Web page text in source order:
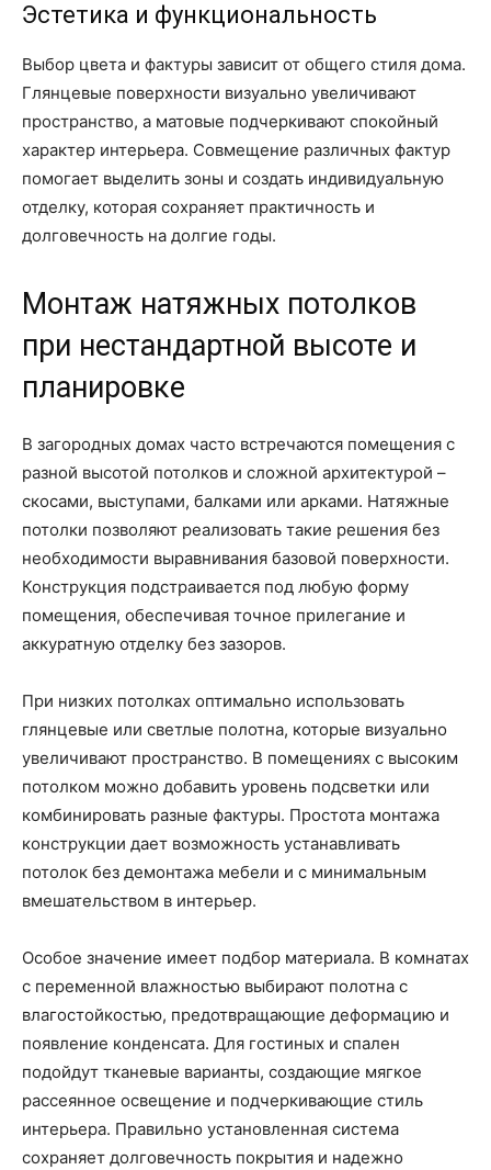
Эстетика и функциональность
Выбор цвета и фактуры зависит от общего стиля дома.
Глянцевые поверхности визуально увеличивают
пространство, а матовые подчеркивают спокойный
характер интерьера. Совмещение различных фактур
помогает выделить зоны и создать индивидуальную
отделку, которая сохраняет практичность и
долговечность на долгие годы.
Монтаж натяжных потолков
при нестандартной высоте и
планировке
В загородных домах часто встречаются помещения с
разной высотой потолков и сложной архитектурой –
скосами, выступами, балками или арками. Натяжные
потолки позволяют реализовать такие решения без
необходимости выравнивания базовой поверхности.
Конструкция подстраивается под любую форму
помещения, обеспечивая точное прилегание и
аккуратную отделку без зазоров.
При низких потолках оптимально использовать
глянцевые или светлые полотна, которые визуально
увеличивают пространство. В помещениях с высоким
потолком можно добавить уровень подсветки или
комбинировать разные фактуры. Простота монтажа
конструкции дает возможность устанавливать
потолок без демонтажа мебели и с минимальным
вмешательством в интерьер.
Особое значение имеет подбор материала. В комнатах
с переменной влажностью выбирают полотна с
влагостойкостью, предотвращающие деформацию и
появление конденсата. Для гостиных и спален
подойдут тканевые варианты, создающие мягкое
рассеянное освещение и подчеркивающие стиль
интерьера. Правильно установленная система
сохраняет долговечность покрытия и надежно